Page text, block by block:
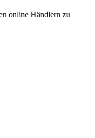
online Händlern zu